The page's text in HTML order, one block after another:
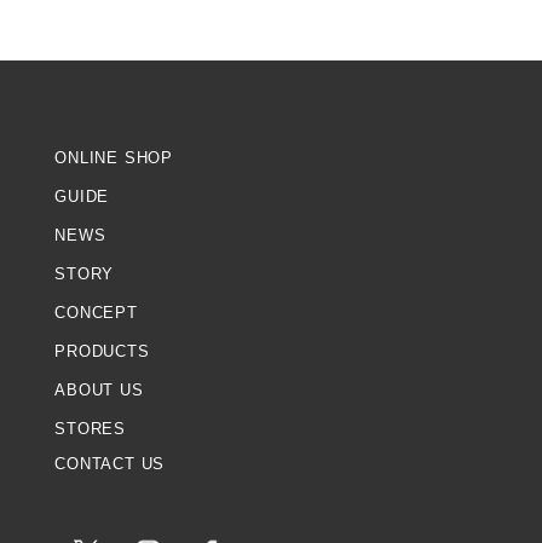
ONLINE SHOP
GUIDE
NEWS
STORY
CONCEPT
PRODUCTS
ABOUT US
STORES
CONTACT US